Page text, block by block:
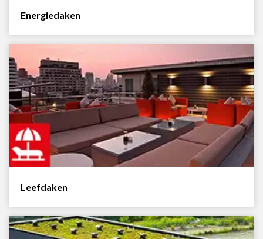
Energiedaken
Leefdaken